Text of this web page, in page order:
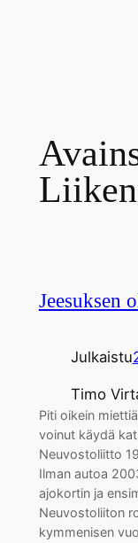
Jeesuksen
Julkaistu
Timo
Piti oikein
voinut käydä
Neuvostoliitto
Ilman autoa
ajokortin ja
Neuvostoliiton
kymmenisen